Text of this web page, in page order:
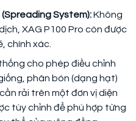
System):Không
XAG P100 Pro còn được
chính xác.
cho phép điều chỉnh
phân bón (dạng hạt)
rải trên một đơn vị diện
tùy chỉnh để phù hợp từng